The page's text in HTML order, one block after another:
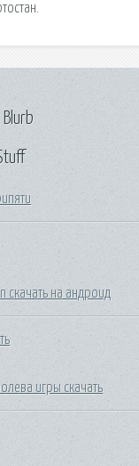
скачать на андроид
игры скачать